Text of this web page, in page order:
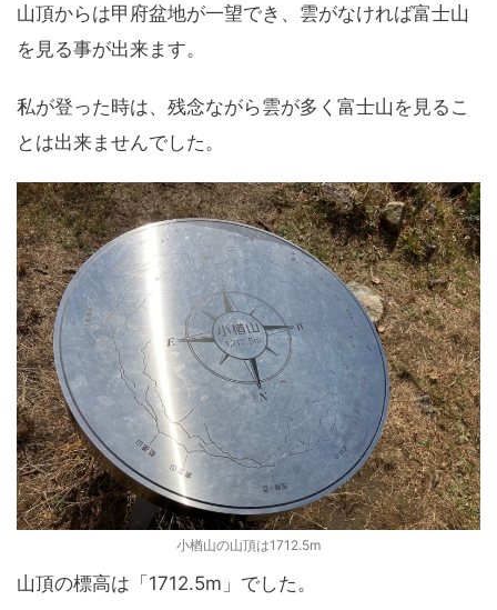
山頂からは甲府盆地が一望でき、雲がなければ富士山
を見る事が出来ます。
私が登った時は、残念ながら雲が多く富士山を見るこ
とは出来ませんでした。
小楢山の山頂は1712.5m
山頂の標高は「1712.5m」でした。